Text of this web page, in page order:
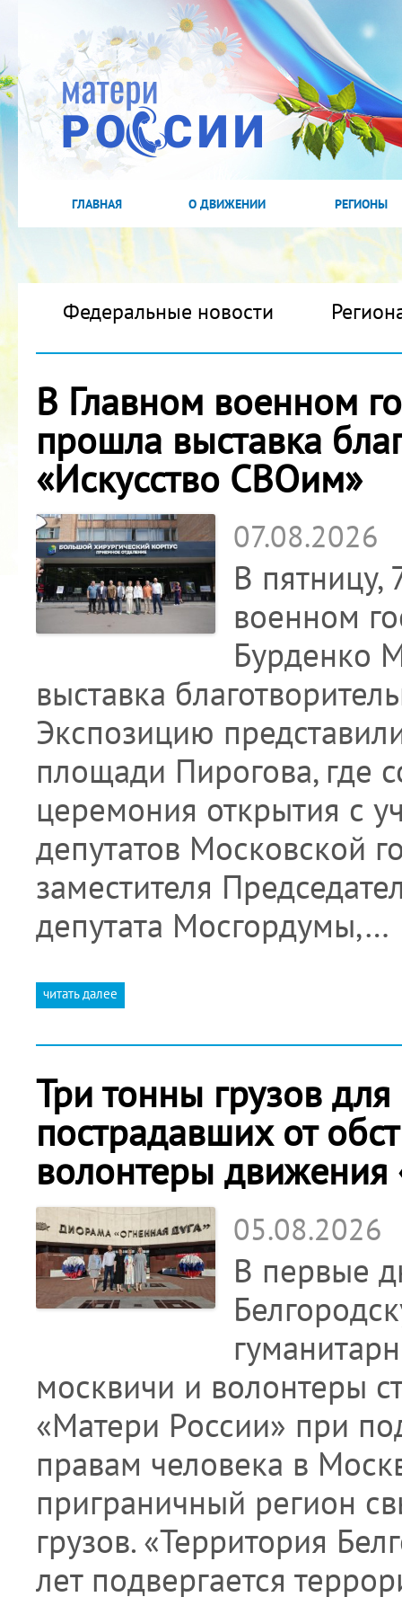
ГЛАВНАЯ О ДВИЖЕНИИ РЕГИОНЫ
Федеральные новости
В Главном военном
прошла выставка
«Искусство СВОим»
07.08.2026
В пятницу,
военном
Бурденко
выставка
Экспозицию
площади Пирогова, где
церемония открытия с
депутатов Московской
заместителя
депутата Мосгордумы,…
читать далее
Три тонны грузов
пострадавших от
волонтеры движения
05.08.2026
В первые
москвичи и волонтеры
«Матери России» при
правам человека в
приграничный регион
грузов. «Территория
лет подвергается